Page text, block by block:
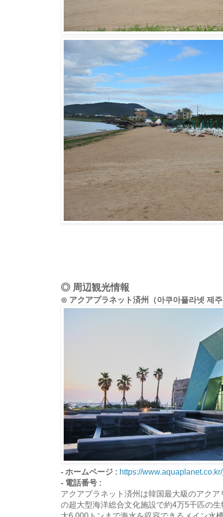
◎ 周辺観光情報
⊙ アクアプラネット済州（아쿠아플라넷 제
- ホームページ : https://
- 電話番号 :
アクアプラネット済州は韓国最大級のアク
の超大型海洋総合文化施設で約4万5千匹の